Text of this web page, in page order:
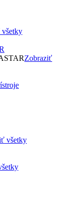
Zobraziť
všetky